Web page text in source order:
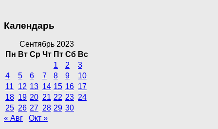
Календарь
Сентябрь 2023
Пн Вт Ср Чт Пт Сб Вс
1
2
3
4
5 6 7 8 9
10
11
12 13 14 15 16 17
18 19 20 21 22 23 24
25 26 27 28 29 30
« Авг
Окт »